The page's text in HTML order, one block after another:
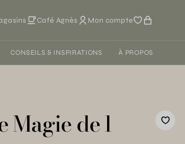
Café Agnès Mon compte
CONSEILS & INSPIRATIONS À PROPOS
Magie de l